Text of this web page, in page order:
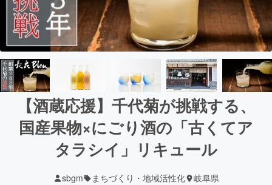
【酒蔵応援】千代菊が挑戦する、
国産果物×にごり酒の「古くてア
タラシイ」リキュール
sbgm まちづくり・地域活性化 岐阜県